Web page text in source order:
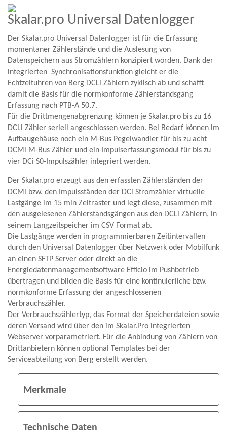
Skalar.pro Universal Datenlogger
Der Skalar.pro Universal Datenlogger ist für die Erfassung
momentaner Zählerstände und die Auslesung von
Datenspeichern aus Stromzählern konzipiert worden. Dank der
integrierten Synchronisationsfunktion gleicht er die
Echtzeituhren von Berg DCLi Zählern zyklisch ab und schafft
damit die Basis für die normkonforme Zählerstandsgang
Erfassung nach PTB-A 50.7.
Für die Drittmengenabgrenzung können je Skalar.pro bis zu 16
DCLi Zähler seriell angeschlossen werden. Bei Bedarf können im
Aufbaugehäuse noch ein M-Bus Pegelwandler für bis zu acht
DCMi M-Bus Zähler und ein Impulserfassungsmodul für bis zu
vier DCi S0-Impulszähler integriert werden.
Der Skalar.pro erzeugt aus den erfassten Zählerständen der
DCMi bzw. den Impulsständen der DCi Stromzähler virtuelle
Lastgänge im 15 min Zeitraster und legt diese, zusammen mit
den ausgelesenen Zählerstandsgängen aus den DCLi Zählern, in
seinem Langzeitspeicher im CSV Format ab.
Die Lastgänge werden in programmierbaren Zeitintervallen
durch den Universal Datenlogger über Netzwerk oder Mobilfunk
an einen SFTP Server oder direkt an die
Energiedatenmanagementsoftware Efficio im Pushbetrieb
übertragen und bilden die Basis für eine kontinuierliche bzw.
normkonforme Erfassung der angeschlossenen
Verbrauchszähler.
Der Verbrauchszählertyp, das Format der Speicherdateien sowie
deren Versand wird über den im Skalar.Pro integrierten
Webserver vorparametriert. Für die Anbindung von Zählern von
Drittanbietern können optional Templates bei der
Serviceabteilung von Berg erstellt werden.
Merkmale
Technische Daten